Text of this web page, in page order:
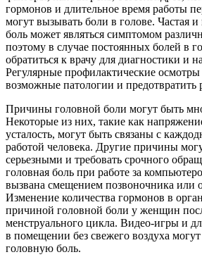
гормонов и длительное время работы
могут вызывать боли в голове. Частая
боль может являться симптомом
поэтому в случае постоянных болей в
обратиться к врачу для диагностики и
Регулярные профилактические
возможные патологии и предотвратить
Причины головной боли могут быть
Некоторые из них, такие как
усталость, могут быть связаны с
работой человека. Другие причины
серьезными и требовать срочного
головная боль при работе за
вызвана смещением позвоночника или
Изменение количества гормонов в
причиной головной боли у женщин
менструального цикла. Видео-игры и
в помещении без свежего воздуха
головную боль.